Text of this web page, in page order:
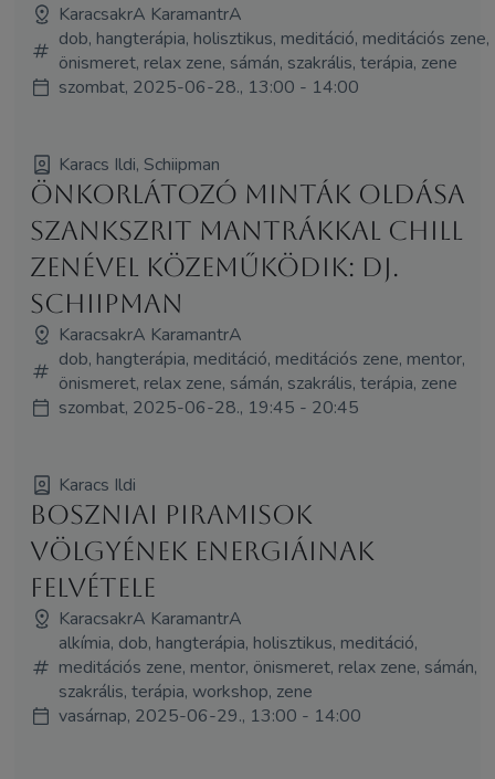
KaracsakrA KaramantrA
dob, hangterápia, holisztikus, meditáció, meditációs zene,
önismeret, relax zene, sámán, szakrális, terápia, zene
szombat, 2025-06-28., 13:00 - 14:00
Karacs Ildi, Schiipman
Önkorlátozó minták oldása
szankszrit mantrákkal chill
zenével közeműködik: Dj.
Schiipman
KaracsakrA KaramantrA
dob, hangterápia, meditáció, meditációs zene, mentor,
önismeret, relax zene, sámán, szakrális, terápia, zene
szombat, 2025-06-28., 19:45 - 20:45
Karacs Ildi
Boszniai piramisok
völgyének energiáinak
felvétele
KaracsakrA KaramantrA
alkímia, dob, hangterápia, holisztikus, meditáció,
meditációs zene, mentor, önismeret, relax zene, sámán,
szakrális, terápia, workshop, zene
vasárnap, 2025-06-29., 13:00 - 14:00